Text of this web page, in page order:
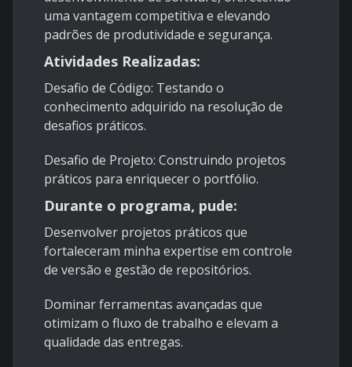
uma vantagem competitiva e elevando
padrões de produtividade e segurança.
Atividades Realizadas:
Desafio de Código: Testando o
conhecimento adquirido na resolução de
desafios práticos.
Desafio de Projeto: Construindo projetos
práticos para enriquecer o portfólio.
Durante o programa, pude:
Desenvolver projetos práticos que
fortaleceram minha expertise em controle
de versão e gestão de repositórios.
Dominar ferramentas avançadas que
otimizam o fluxo de trabalho e elevam a
qualidade das entregas.